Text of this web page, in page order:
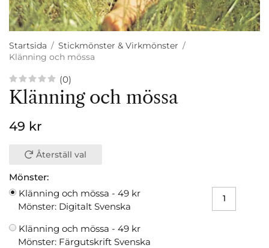
Startsida / Stickmönster & Virkmönster /
Klänning och mössa
(0)
Klänning och mössa
49 kr
Återställ val
Mönster:
Klänning och mössa - 49 kr
Mönster: Digitalt Svenska
Klänning och mössa - 49 kr
Mönster: Färgutskrift Svenska